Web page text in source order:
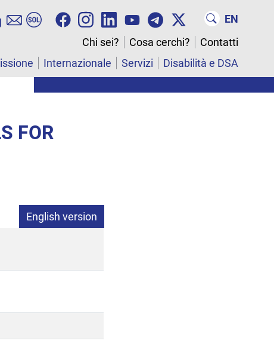
EN
Chi sei?
Cosa cerchi?
Contatti
Internazionale Servizi Disabilità e DSA
FOR
English version